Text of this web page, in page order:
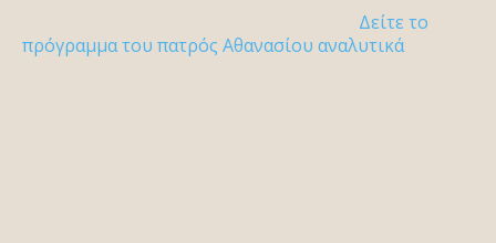
Δείτε το
πρόγραμμα του πατρός Αθανασίου αναλυτικά